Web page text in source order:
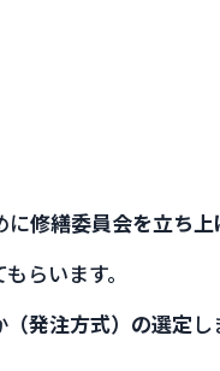
に修繕委員会を立ち上
らいます。
（発注方式）の選定